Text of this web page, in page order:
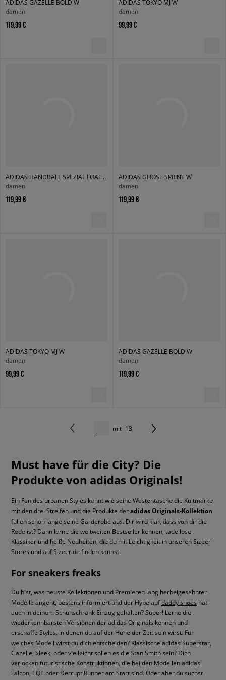
ADIDAS GAZELLE BOLD W
damen
119,99 €
ADIDAS TOKYO MJ W
damen
99,99 €
ADIDAS HANDBALL SPEZIAL LOAFER W
damen
119,99 €
ADIDAS GHOST SPRINT W
damen
119,99 €
ADIDAS TOKYO MJ W
damen
99,99 €
ADIDAS GAZELLE BOLD W
damen
119,99 €
mit 13
Must have für die City? Die
Produkte von adidas Originals!
Ein Fan des urbanen Styles kennt wie seine Westentasche die Kultmarke
mit den drei Streifen und die Produkte deradidas Originals-Kollektion
füllen schon lange seine Garderobe aus. Dir wird klar, dass von dir die
Rede ist? Dann lerne die weltweiten Bestseller kennen, tadellose
Klassiker und heiße Neuheiten, die du mit Leichtigkeit in unseren Sizeer-
Stores und auf Sizeer.de finden kannst.
For sneakers freaks
Du bist, was neuste Kollektionen und Premieren lang herbeigesehnter
Modelle angeht, bestens informiert und der Hype aufdaddy shoes hat
auch in deinem Schuhschrank Einzug gehalten? Super! Lerne die
wiederkennbarsten Versionen der adidas Originals kennen und
erschaffe Styles, in denen du auf der Höhe der Zeit sein wirst. Für
welches Modell wirst du dich entscheiden? Klassische adidas Superstar,
Gazelle, Sleek, oder vielleicht sollen es die Stan Smithsein? Dich
verlocken futuristische Konstruktionen, die bei den Modellen adidas
Falcon, EQT oder Derrupt Runner am Start sind. Oder aber du suchst